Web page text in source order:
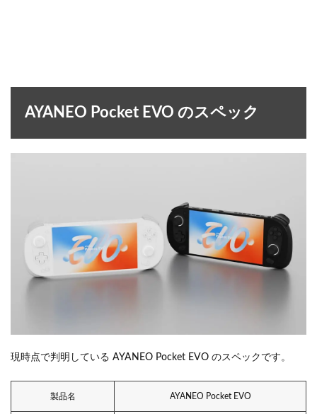
AYANEO Pocket EVO のスペック
現時点で判明している AYANEO Pocket EVO のスペックです。
製品名 AYANEO Pocket EVO